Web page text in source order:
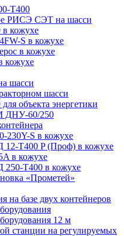
Т400
РИСЭ СЭТ на шасси
кожухе
S в кожухе
в кожухе
кожухе
шасси
шасси
объекта энергетики
ДНУ-60/250
230Y-S в кожухе
12-Т400 P (Проф) в кожухе
в кожухе
250-Т400 в кожухе
«Прометей»
на базе двух контейнеров
12 м
станции на регулируемых